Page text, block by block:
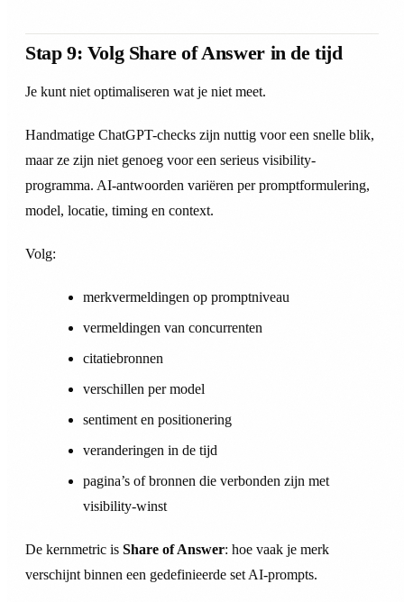
Stap 9: Volg Share of Answer in de tijd
Je kunt niet optimaliseren wat je niet meet.
Handmatige ChatGPT-checks zijn nuttig voor een snelle blik,
maar ze zijn niet genoeg voor een serieus visibility-
programma. AI-antwoorden variëren per promptformulering,
model, locatie, timing en context.
Volg:
merkvermeldingen op promptniveau
vermeldingen van concurrenten
citatiebronnen
verschillen per model
sentiment en positionering
veranderingen in de tijd
pagina’s of bronnen die verbonden zijn met
visibility-winst
De kernmetric is Share of Answer: hoe vaak je merk
verschijnt binnen een gedefinieerde set AI-prompts.